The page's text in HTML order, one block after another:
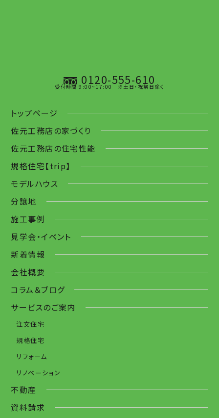
0120-555-610
受付時間 9:00~17:00 ※土日・祝祭日除く
トップページ
佐元工務店の家づくり
佐元工務店の住宅性能
規格住宅【trip】
モデルハウス
分譲地
施工事例
見学会・イベント
新着情報
会社概要
コラム＆ブログ
サービスのご案内
注文住宅
規格住宅
リフォーム
リノベーション
不動産
資料請求